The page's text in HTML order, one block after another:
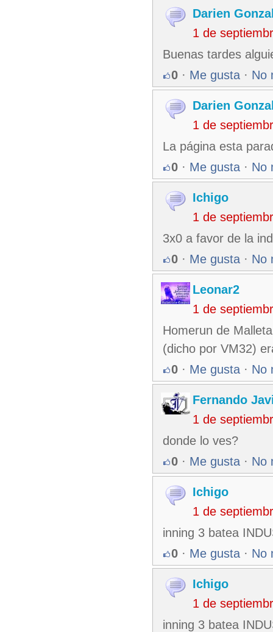
Darien
1 de
Buenas tardes
0 · Me gusta · No
Darien
1 de
La página esta
0 · Me gusta · No
Ichigo
1 de
3x0 a favor de la
0 · Me gusta · No
Leonar2
1 de
Homerun de
(dicho por VM32)
0 · Me gusta · No
Fernando
1 de
donde lo ves?
0 · Me gusta · No
Ichigo
1 de
inning 3 batea
0 · Me gusta · No
Ichigo
1 de
inning 3 batea